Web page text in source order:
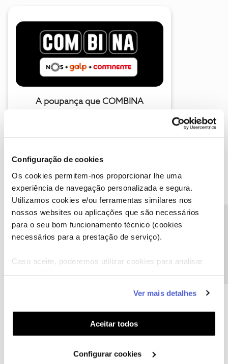
Configuração de cookies
Os cookies permitem-nos proporcionar lhe uma
experiência de navegação personalizada e segura.
Utilizamos cookies e/ou ferramentas similares nos
nossos websites ou aplicações que são necessários
para o seu bom funcionamento técnico (cookies
necessários para a prestação de serviço).
Caso aceite, poderemos utilizar cookies para analisar
funcionalidades (cookies de personalização e
funcionalidade) e adaptar anúncios aos seus interesses
(cookies de publicidade personalizada). Pode gerir a
utilização dos cookies clicando em "Configurar
Ver mais detalhes
Aceitar todos
Configurar cookies
A poupança que COMBINA
Descubra as novidades de junho
Hall of Fame de junho